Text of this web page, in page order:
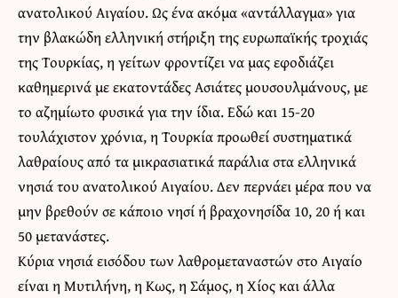
ανατολικού Αιγαίου. Ως ένα ακόμα «αντάλλαγμα» για
την βλακώδη ελληνική στήριξη της ευρωπαϊκής τροχιάς
της Τουρκίας, η γείτων φροντίζει να μας εφοδιάζει
καθημερινά με εκατοντάδες Ασιάτες μουσουλμάνους, με
το αζημίωτο φυσικά για την ίδια. Εδώ και 15-20
τουλάχιστον χρόνια, η Τουρκία προωθεί συστηματικά
λαθραίους από τα μικρασιατικά παράλια στα ελληνικά
νησιά του ανατολικού Αιγαίου. Δεν περνάει μέρα που να
μην βρεθούν σε κάποιο νησί ή βραχονησίδα 10, 20 ή και
50 μετανάστες.
Κύρια νησιά εισόδου των λαθρομεταναστών στο Αιγαίο
είναι η Μυτιλήνη, η Κως, η Σάμος, η Χίος και άλλα